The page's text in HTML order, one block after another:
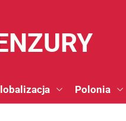
Polonia